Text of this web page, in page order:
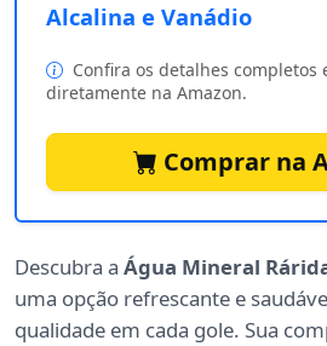
Alcalina e Vanádio
Confira os detalhes completos
diretamente na Amazon.
Comprar na
Descubra a Água Mineral
uma opção refrescante e
qualidade em cada gole. Sua